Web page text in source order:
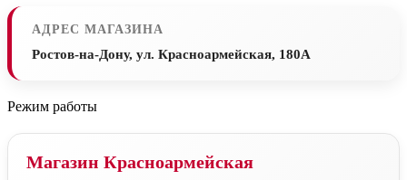
АДРЕС МАГАЗИНА
Ростов-на-Дону, ул. Красноармейская, 180А
Режим работы
Магазин Красноармейская